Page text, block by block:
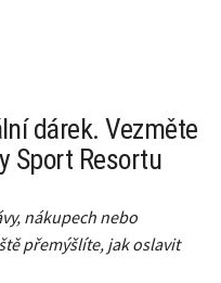
dárek. Vezměte
Sport Resortu
nákupech nebo
přemýšlíte, jak oslavit